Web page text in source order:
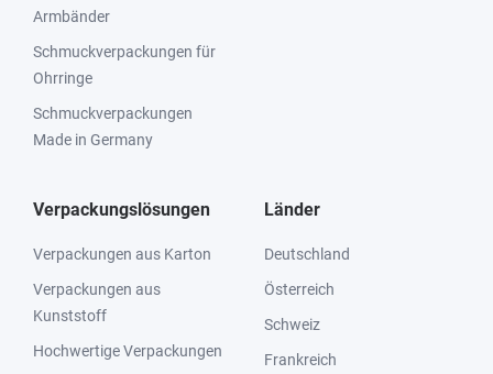
Armbänder
Schmuckverpackungen für
Ohrringe
Schmuckverpackungen
Made in Germany
Verpackungslösungen
Verpackungen aus Karton
Verpackungen aus
Kunststoff
Hochwertige Verpackungen
Länder
Deutschland
Österreich
Schweiz
Frankreich